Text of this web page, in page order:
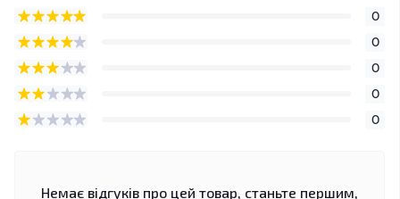
0
0
0
0
0
Немає відгуків про цей товар, станьте першим,